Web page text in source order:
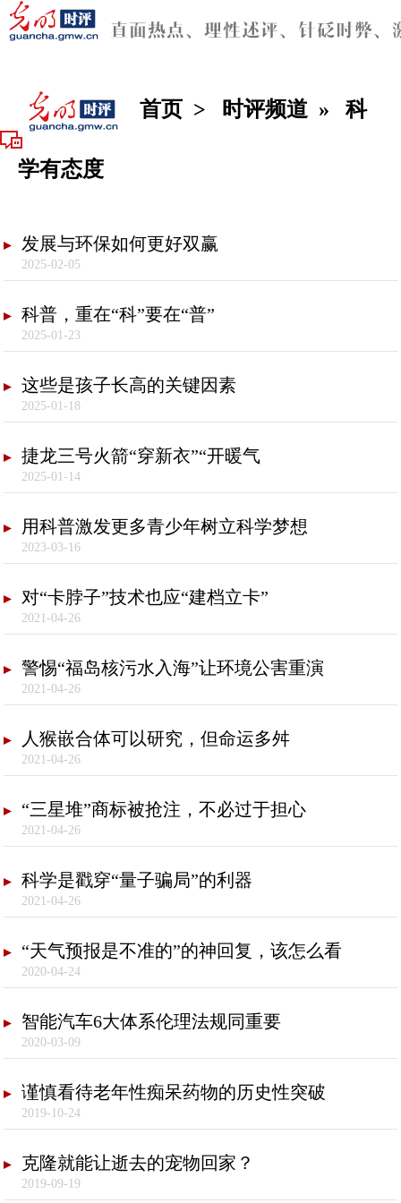
首页 > 时评频道 » 科
学有态度
发展与环保如何更好双赢
2025-02-05
科普，重在“科”要在“普”
2025-01-23
这些是孩子长高的关键因素
2025-01-18
捷龙三号火箭“穿新衣”“开暖气
2025-01-14
用科普激发更多青少年树立科学梦想
2023-03-16
对“卡脖子”技术也应“建档立卡”
2021-04-26
警惕“福岛核污水入海”让环境公害重演
2021-04-26
人猴嵌合体可以研究，但命运多舛
2021-04-26
“三星堆”商标被抢注，不必过于担心
2021-04-26
科学是戳穿“量子骗局”的利器
2021-04-26
“天气预报是不准的”的神回复，该怎么看
2020-04-24
智能汽车6大体系伦理法规同重要
2020-03-09
谨慎看待老年性痴呆药物的历史性突破
2019-10-24
克隆就能让逝去的宠物回家？
2019-09-19